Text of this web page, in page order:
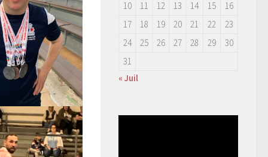
10
11 12 13 14 15
16
17
18 19 20 21 22
23
24
25 26 27 28 29
30
31
« Juil